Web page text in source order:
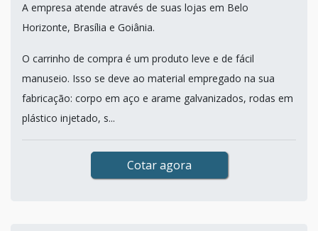
A empresa atende através de suas lojas em Belo
Horizonte, Brasília e Goiânia.
O carrinho de compra é um produto leve e de fácil
manuseio. Isso se deve ao material empregado na sua
fabricação: corpo em aço e arame galvanizados, rodas em
plástico injetado, s...
Cotar agora